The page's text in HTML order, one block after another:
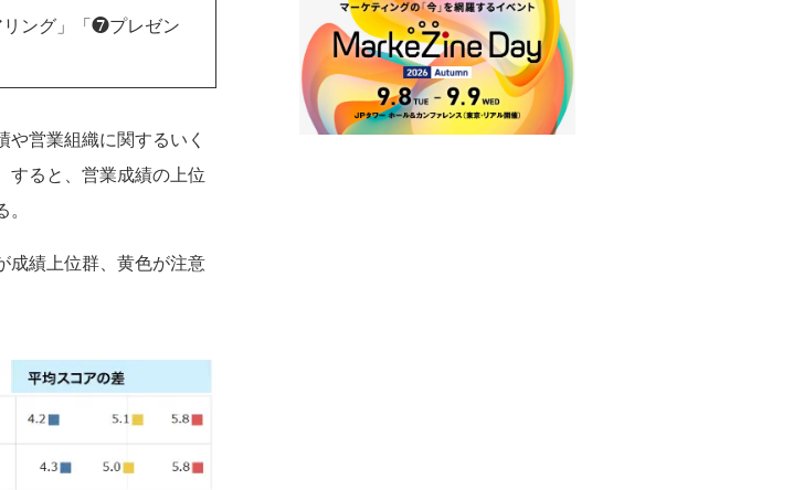
ング」「❼プレゼン
営業組織に関するいく
すると、営業成績の上位
成績上位群、黄色が注意